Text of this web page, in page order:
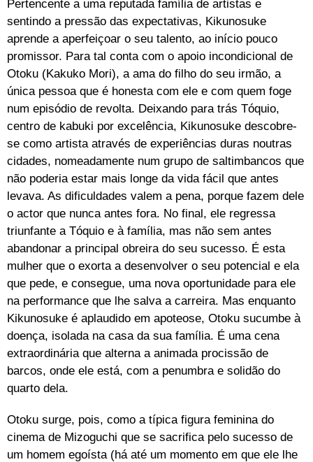
Pertencente a uma reputada família de artistas e
sentindo a pressão das expectativas, Kikunosuke
aprende a aperfeiçoar o seu talento, ao início pouco
promissor. Para tal conta com o apoio incondicional de
Otoku (Kakuko Mori), a ama do filho do seu irmão, a
única pessoa que é honesta com ele e com quem foge
num episódio de revolta. Deixando para trás Tóquio,
centro de kabuki por excelência, Kikunosuke descobre-
se como artista através de experiências duras noutras
cidades, nomeadamente num grupo de saltimbancos que
não poderia estar mais longe da vida fácil que antes
levava. As dificuldades valem a pena, porque fazem dele
o actor que nunca antes fora. No final, ele regressa
triunfante a Tóquio e à família, mas não sem antes
abandonar a principal obreira do seu sucesso. É esta
mulher que o exorta a desenvolver o seu potencial e ela
que pede, e consegue, uma nova oportunidade para ele
na performance que lhe salva a carreira. Mas enquanto
Kikunosuke é aplaudido em apoteose, Otoku sucumbe à
doença, isolada na casa da sua família. É uma cena
extraordinária que alterna a animada procissão de
barcos, onde ele está, com a penumbra e solidão do
quarto dela.
Otoku surge, pois, como a típica figura feminina do
cinema de Mizoguchi que se sacrifica pelo sucesso de
um homem egoísta (há até um momento em que ele lhe